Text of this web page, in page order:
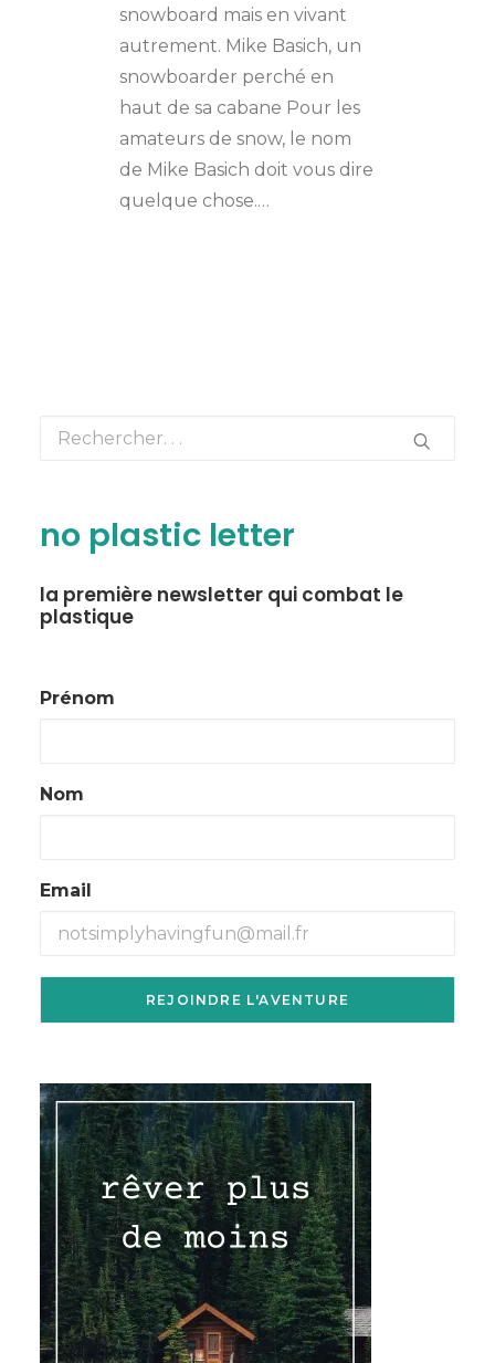
snowboard mais en vivant
autrement. Mike Basich, un
snowboarder perché en
haut de sa cabane Pour les
amateurs de snow, le nom
de Mike Basich doit vous dire
quelque chose.…
no plastic letter
la première newsletter qui combat le
plastique
Prénom
Nom
Email